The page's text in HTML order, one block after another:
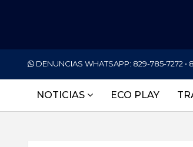
DENUNCIAS WHATSAPP: 829-785-7272 •
NOTICIAS ECO PLAY
NACIONALES